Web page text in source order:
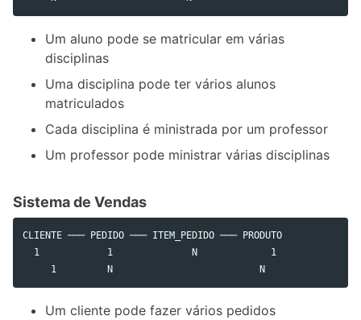
Um aluno pode se matricular em várias
disciplinas
Uma disciplina pode ter vários alunos
matriculados
Cada disciplina é ministrada por um professor
Um professor pode ministrar várias disciplinas
Sistema de Vendas
CLIENTE ─── PEDIDO ─── ITEM_PEDIDO ─── PRODUTO
  1            1              N             1
Um cliente pode fazer vários pedidos